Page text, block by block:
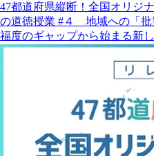
47都道府県縦断！全国オリジ
の道徳授業 #４ 地域への「批
福度のギャップから始まる新